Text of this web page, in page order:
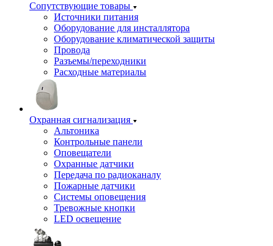
Сопутствующие товары
Источники питания
Оборудование для инсталлятора
Оборудование климатической защиты
Провода
Разъемы/переходники
Расходные материалы
Охранная сигнализация
Альтоника
Контрольные панели
Оповещатели
Охранные датчики
Передача по радиоканалу
Пожарные датчики
Системы оповещения
Тревожные кнопки
LED освещение